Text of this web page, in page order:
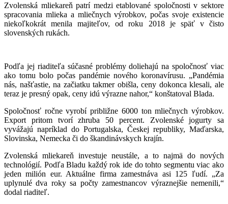
Zvolenská mliekareň patrí medzi etablované spoločnosti v sektore
spracovania mlieka a mliečnych výrobkov, počas svoje existencie
niekoľkokrát menila majiteľov, od roku 2018 je späť v čisto
slovenských rukách.
Podľa jej riaditeľa súčasné problémy doliehajú na spoločnosť viac
ako tomu bolo počas pandémie nového koronavírusu. „Pandémia
nás, našťastie, na začiatku takmer obišla, ceny dokonca klesali, ale
teraz je presný opak, ceny idú výrazne nahor,“ konštatoval Blada.
Spoločnosť ročne vyrobí približne 6000 ton mliečnych výrobkov.
Export pritom tvorí zhruba 50 percent. Zvolenské jogurty sa
vyvážajú napríklad do Portugalska, Českej republiky, Maďarska,
Slovinska, Nemecka či do škandinávskych krajín.
Zvolenská mliekareň investuje neustále, a to najmä do nových
technológií. Podľa Bladu každý rok ide do tohto segmentu viac ako
jeden milión eur. Aktuálne firma zamestnáva asi 125 ľudí. „Za
uplynulé dva roky sa počty zamestnancov výraznejšie nemenili,“
dodal riaditeľ.